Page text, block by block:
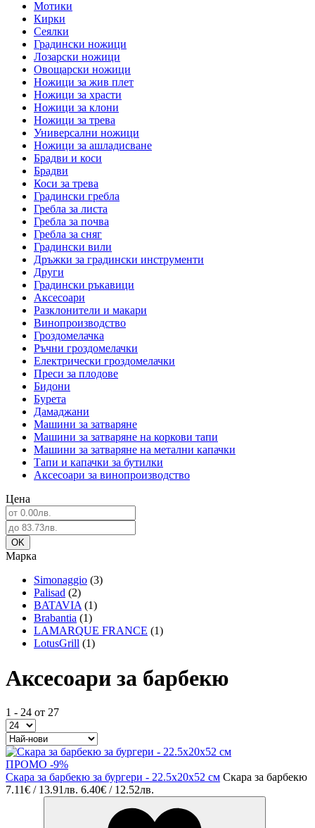
Мотики
Кирки
Сеялки
Градински ножици
Лозарски ножици
Овощарски ножици
Ножици за жив плет
Ножици за храсти
Ножици за клони
Ножици за трева
Универсални ножици
Ножици за ашладисване
Брадви и коси
Брадви
Коси за трева
Градински гребла
Гребла за листа
Гребла за почва
Гребла за сняг
Градински вили
Дръжки за градински инструменти
Други
Градински ръкавици
Аксесоари
Разклонители и макари
Винопроизводство
Гроздомелачка
Ръчни гроздомелачки
Електрически гроздомелачки
Преси за плодове
Бидони
Бурета
Дамаджани
Машини за затваряне
Машини за затваряне на коркови тапи
Машини за затваряне на метални капачки
Тапи и капачки за бутилки
Аксесоари за винопроизводство
Цена
Марка
Simonaggio (3)
Palisad (2)
BATAVIA (1)
Brabantia (1)
LAMARQUE FRANCE (1)
LotusGrill (1)
Аксесоари за барбекю
1 - 24 от 27
ПРОМО -9%
Скара за барбекю за бургери - 22.5x20x52 см Скара за барбекю
7.11€ / 13.91лв. 6.40€ / 12.52лв.